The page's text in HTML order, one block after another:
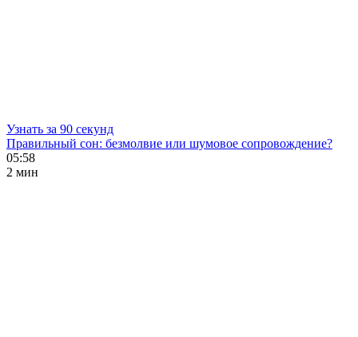
Узнать за 90 секунд
Правильный сон: безмолвие или шумовое сопровождение?
05:58
2 мин